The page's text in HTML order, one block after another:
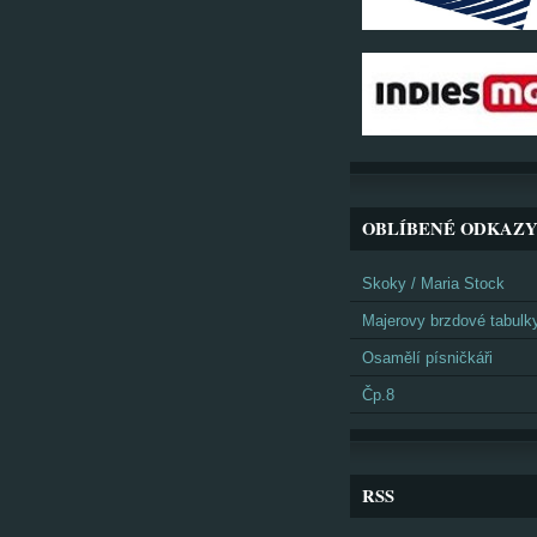
OBLÍBENÉ ODKAZY
Skoky / Maria Stock
Majerovy brzdové
Osamělí písničkáři
Čp.8
RSS